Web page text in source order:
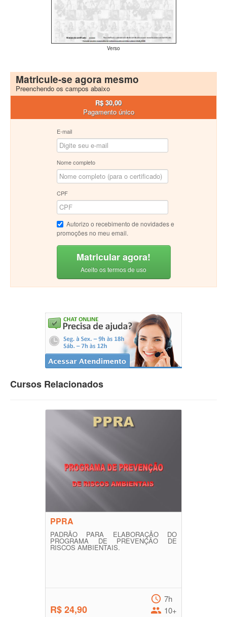
Verso
Matricule-se agora mesmo
Preenchendo os campos abaixo
R$ 30,00
Pagamento único
E-mail
Nome completo
CPF
Autorizo o recebimento de novidades e
promoções no meu email.
Matricular agora!
Aceito os termos de uso
Cursos Relacionados
PPRA
PADRÃO PARA ELABORAÇÃO DO
PROGRAMA DE PREVENÇÃO DE
RISCOS AMBIENTAIS.
R$ 24,90
7h
10+